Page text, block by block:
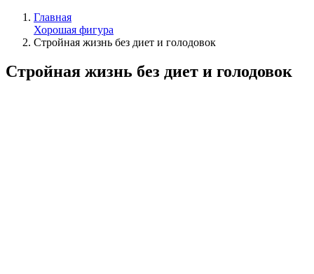
Главная
Хорошая фигура
Стройная жизнь без диет и голодовок
Стройная жизнь без диет и голодовок